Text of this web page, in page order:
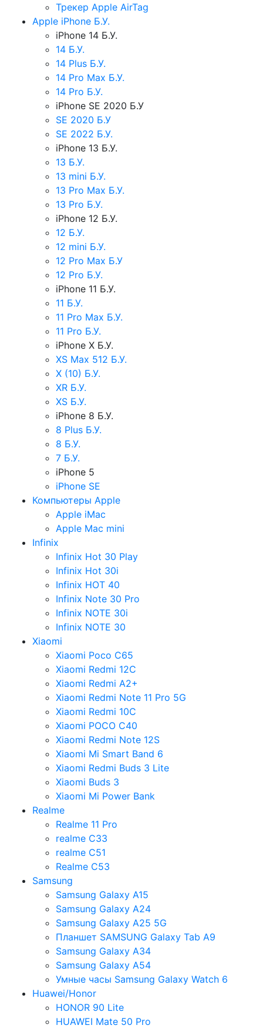
Трекер Apple AirTag
Apple iPhone Б.У.
iPhone 14 Б.У.
14 Б.У.
14 Plus Б.У.
14 Pro Max Б.У.
14 Pro Б.У.
iPhone SE 2020 Б.У
SE 2020 Б.У
SE 2022 Б.У.
iPhone 13 Б.У.
13 Б.У.
13 mini Б.У.
13 Pro Max Б.У.
13 Pro Б.У.
iPhone 12 Б.У.
12 Б.У.
12 mini Б.У.
12 Pro Max Б.У
12 Pro Б.У.
iPhone 11 Б.У.
11 Б.У.
11 Pro Max Б.У.
11 Pro Б.У.
iPhone X Б.У.
XS Max 512 Б.У.
X (10) Б.У.
XR Б.У.
XS Б.У.
iPhone 8 Б.У.
8 Plus Б.У.
8 Б.У.
7 Б.У.
iPhone 5
iPhone SE
Компьютеры Apple
Apple iMac
Apple Mac mini
Infinix
Infinix Hot 30 Play
Infinix Hot 30i
Infinix HOT 40
Infinix Note 30 Pro
Infinix NOTE 30i
Infinix NOTE 30
Xiaomi
Xiaomi Poco C65
Xiaomi Redmi 12C
Xiaomi Redmi A2+
Xiaomi Redmi Note 11 Pro 5G
Xiaomi Redmi 10C
Xiaomi POCO C40
Xiaomi Redmi Note 12S
Xiaomi Mi Smart Band 6
Xiaomi Redmi Buds 3 Lite
Xiaomi Buds 3
Xiaomi Mi Power Bank
Realme
Realme 11 Pro
realme C33
realme C51
Realme C53
Samsung
Samsung Galaxy A15
Samsung Galaxy A24
Samsung Galaxy A25 5G
Планшет SAMSUNG Galaxy Tab A9
Samsung Galaxy A34
Samsung Galaxy A54
Умные часы Samsung Galaxy Watch 6
Huawei/Honor
HONOR 90 Lite
HUAWEI Mate 50 Pro